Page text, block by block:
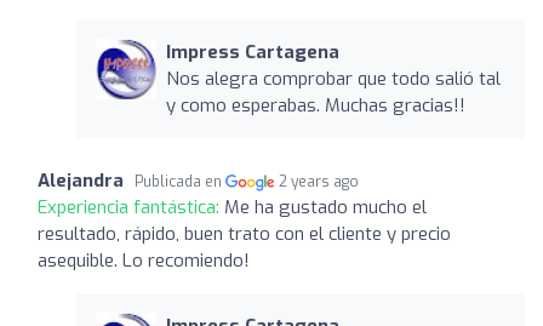
Impress Cartagena
Nos alegra comprobar que todo salió tal
y como esperabas. Muchas gracias!!
Alejandra Publicada en 2 years ago
Experiencia fantástica: Me ha gustado mucho el
resultado, rápido, buen trato con el cliente y precio
asequible. Lo recomiendo!